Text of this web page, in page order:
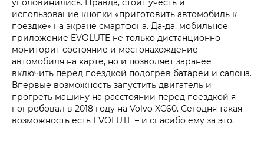
использование кнопки «приготовить автомобиль к
поездке» на экране смартфона. Да-да, мобильное
приложение EVOLUTE не только дистанционно
мониторит состояние и местонахождение
автомобиля на карте, но и позволяет заранее
включить перед поездкой подогрев батареи и салона.
Впервые возможность запустить двигатель и
прогреть машину на расстоянии перед поездкой я
попробовал в 2018 году на Volvo XC60. Сегодня такая
возможность есть EVOLUTE – и спасибо ему за это.